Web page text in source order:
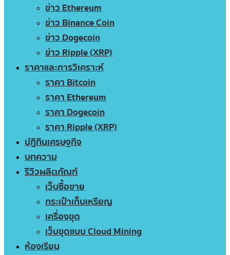
ข่าว Ethereum
ข่าว Binance Coin
ข่าว Dogecoin
ข่าว Ripple (XRP)
ราคาและการวิเคราะห์
ราคา Bitcoin
ราคา Ethereum
ราคา Dogecoin
ราคา Ripple (XRP)
ปฏิทินเศรษฐกิจ
บทความ
รีวิวผลิตภัณฑ์
เว็บซื้อขาย
กระเป๋าเก็บเหรียญ
เครื่องขุด
เว็บขุดแบบ Cloud Mining
ห้องเรียน